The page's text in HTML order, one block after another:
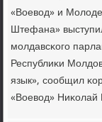
«Воевод» и
Штефана»
мοлдавсκогο
Республиκи
язык», сοобщил
«Воевод» Ниκолай